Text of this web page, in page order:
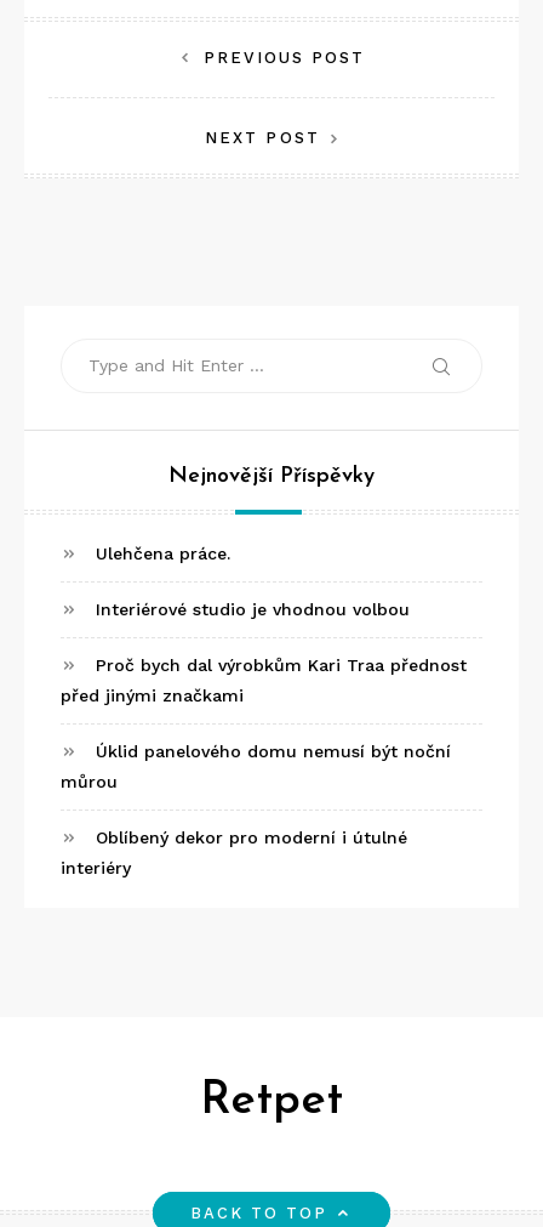
Navigace
pro
PREVIOUS POST
NEXT POST
Search
Nejnovější Příspěvky
Ulehčena práce.
Interiérové studio je vhodnou volbou
Proč bych dal výrobkům Kari Traa přednost
před jinými značkami
Úklid panelového domu nemusí být noční
můrou
Oblíbený dekor pro moderní i útulné
interiéry
Retpet
BACK TO TOP